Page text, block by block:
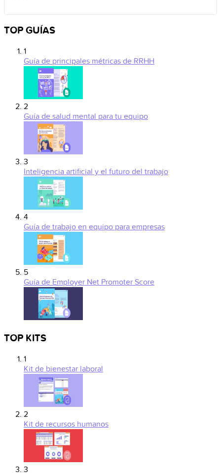
TOP GUÍAS
1
Guía de principales métricas de RRHH
2
Guía de salud mental para tu equipo
3
Inteligencia artificial y el futuro del trabajo
4
Guía de trabajo en equipo para empresas
5
Guía de Employer Net Promoter Score
TOP KITS
1
Kit de bienestar laboral
2
Kit de recursos humanos
3